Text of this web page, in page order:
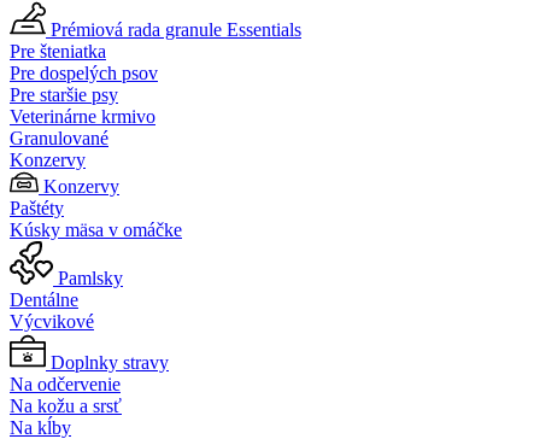
Prémiová rada granule Essentials
Pre šteniatka
Pre dospelých psov
Pre staršie psy
Veterinárne krmivo
Granulované
Konzervy
Konzervy
Paštéty
Kúsky mäsa v omáčke
Pamlsky
Dentálne
Výcvikové
Doplnky stravy
Na odčervenie
Na kožu a srsť
Na kĺby